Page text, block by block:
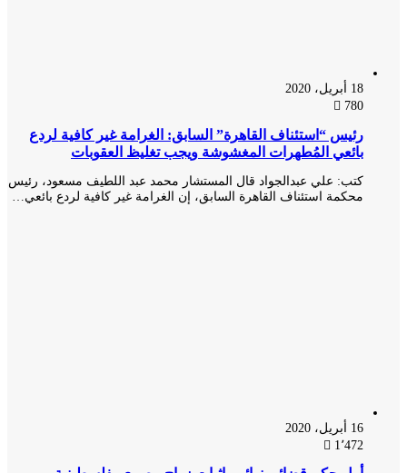
رئيس “استئناف القاهرة” السابق: الغرامة غير كافية لردع
بائعي المُطهرات المغشوشة ويجب تغليظ العقوبات
كتب: علي عبدالجواد قال المستشار محمد عبد اللطيف مسعود، رئيس
محكمة استئناف القاهرة السابق، إن الغرامة غير كافية لردع بائعي…
1٬472